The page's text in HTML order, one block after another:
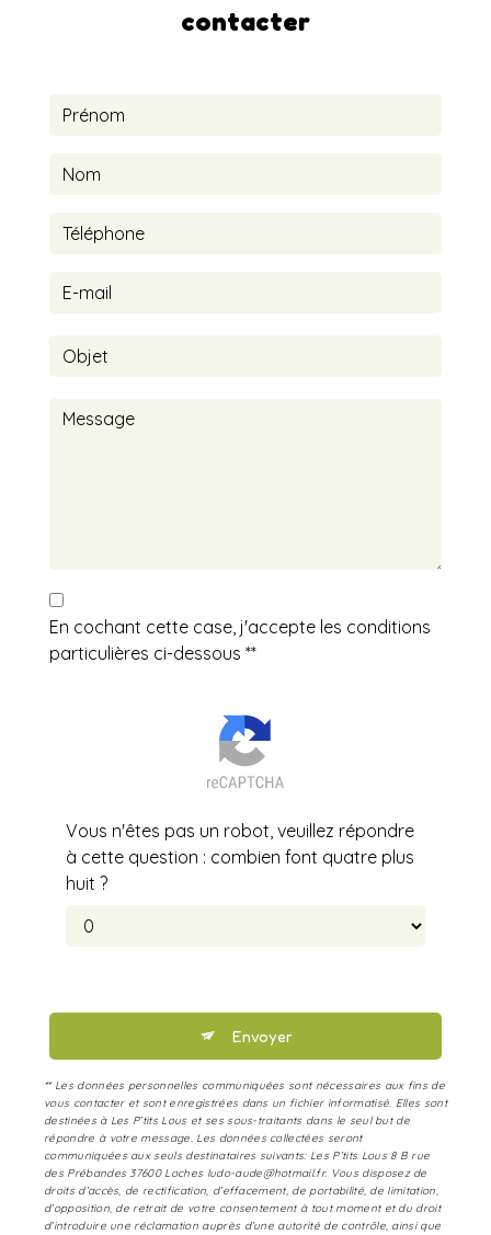
contacter
En cochant cette case, j'accepte les conditions
particulières ci-dessous **
Vous n'êtes pas un robot, veuillez répondre
à cette question : combien font quatre plus
huit ?
Envoyer
** Les données personnelles communiquées sont nécessaires aux fins de
vous contacter et sont enregistrées dans un fichier informatisé. Elles sont
destinées à Les P’tits Lous et ses sous-traitants dans le seul but de
répondre à votre message. Les données collectées seront
communiquées aux seuls destinataires suivants: Les P’tits Lous 8 B rue
des Prébandes 37600 Loches ludo-aude@hotmail.fr. Vous disposez de
droits d’accès, de rectification, d’effacement, de portabilité, de limitation,
d’opposition, de retrait de votre consentement à tout moment et du droit
d’introduire une réclamation auprès d’une autorité de contrôle, ainsi que